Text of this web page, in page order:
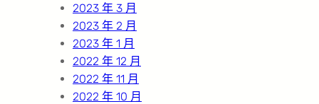
2023 年 3 月
2023 年 2 月
2023 年 1 月
2022 年 12 月
2022 年 11 月
2022 年 10 月